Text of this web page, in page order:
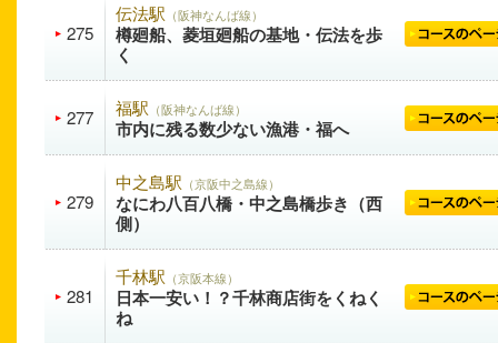
275
伝法駅 （阪神なんば線）
樽廻船、菱垣廻船の基地・伝法を歩
く
277 福駅 （阪神なんば線）
市内に残る数少ない漁港・福へ
279
中之島駅 （京阪中之島線）
なにわ八百八橋・中之島橋歩き（西
側）
281
千林駅 （京阪本線）
日本一安い！？千林商店街をくねく
ね